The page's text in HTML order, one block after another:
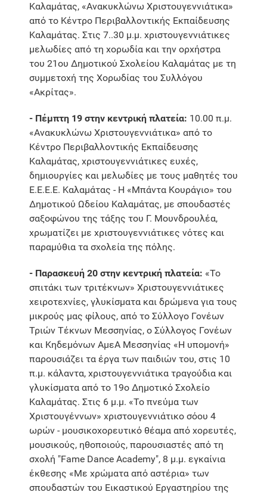
Καλαμάτας, «Ανακυκλώνω Χριστουγεννιάτικα»
από το Κέντρο Περιβαλλοντικής Εκπαίδευσης
Καλαμάτας. Στις 7..30 μ.μ. χριστουγεννιάτικες
μελωδίες από τη χορωδία και την ορχήστρα
του 21ου Δημοτικού Σχολείου Καλαμάτας με τη
συμμετοχή της Χορωδίας του Συλλόγου
«Ακρίτας».
- Πέμπτη 19 στην κεντρική πλατεία: 10.00 π.μ.
«Ανακυκλώνω Χριστουγεννιάτικα» από το
Κέντρο Περιβαλλοντικής Εκπαίδευσης
Καλαμάτας, χριστουγεννιάτικες ευχές,
δημιουργίες και μελωδίες με τους μαθητές του
Ε.Ε.Ε.Ε. Καλαμάτας - Η «Μπάντα Κουράγιο» του
Δημοτικού Ωδείου Καλαμάτας, με σπουδαστές
σαξοφώνου της τάξης του Γ. Μουνδρουλέα,
χρωματίζει με χριστουγεννιάτικες νότες και
παραμύθια τα σχολεία της πόλης.
- Παρασκευή 20 στην κεντρική πλατεία: «Το
σπιτάκι των τριτέκνων» Χριστουγεννιάτικες
χειροτεχνίες, γλυκίσματα και δρώμενα για τους
μικρούς μας φίλους, από το Σύλλογο Γονέων
Τριών Τέκνων Μεσσηνίας, ο Σύλλογος Γονέων
και Κηδεμόνων ΑμεΑ Μεσσηνίας «Η υπομονή»
παρουσιάζει τα έργα των παιδιών του, στις 10
π.μ. κάλαντα, χριστουγεννιάτικα τραγούδια και
γλυκίσματα από το 19ο Δημοτικό Σχολείο
Καλαμάτας. Στις 6 μ.μ. «Το πνεύμα των
Χριστουγέννων» χριστουγεννιάτικο σόου 4
ωρών - μουσικοχορευτικό θέαμα από χορευτές,
μουσικούς, ηθοποιούς, παρουσιαστές από τη
σχολή "Fame Dance Academy", 8 μ.μ. εγκαίνια
έκθεσης «Με χρώματα από αστέρια» των
σπουδαστών του Εικαστικού Εργαστηρίου της